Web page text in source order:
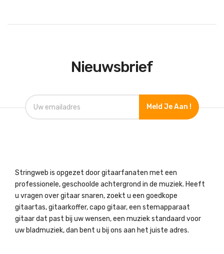
Nieuwsbrief
Meld Je Aan !
Stringweb is opgezet door gitaarfanaten met een
professionele, geschoolde achtergrond in de muziek. Heeft
u vragen over gitaar snaren, zoekt u een goedkope
gitaartas, gitaarkoffer, capo gitaar, een stemapparaat
gitaar dat past bij uw wensen, een muziek standaard voor
uw bladmuziek, dan bent u bij ons aan het juiste adres.